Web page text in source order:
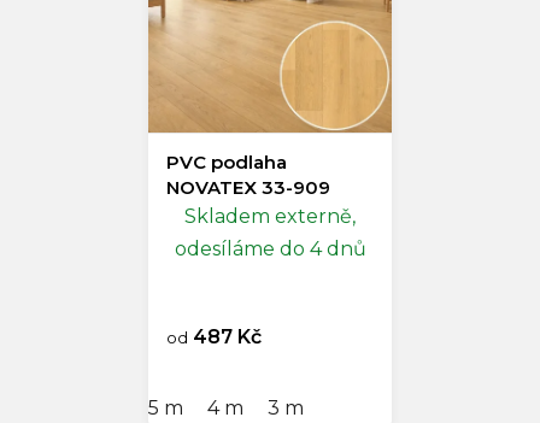
PVC podlaha
NOVATEX 33-909
Skladem externě,
odesíláme do 4 dnů
od 487 Kč
5 m 4 m 3 m